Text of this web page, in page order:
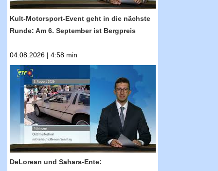
Kult-Motorsport-Event geht in die nächste
Runde: Am 6. September ist Bergpreis
04.08.2026 | 4:58 min
RTF.1-Nachrichten: DeLorean und Sahara-
Ente: Oldtimerfestival lockte Besucher in
Scharen in die Innenstadt
DeLorean und Sahara-Ente: